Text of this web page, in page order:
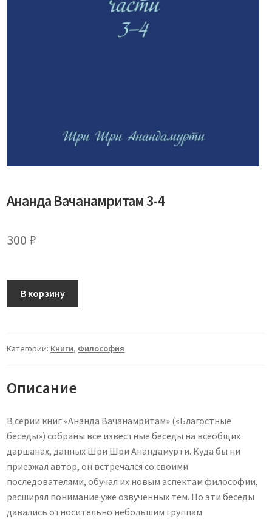
Ананда Вачанамритам 3-4
300₽
3-
В корзину
Категории: Книги, Философия
Описание
В серии книг «Ананда Вачанамритам» («Благостные
беседы») собраны все известные беседы на всеобщих
даршанах, данных Шри Шри Анандамурти. Куда бы ни
приезжал автор, он встречался со своими
последователями, обучал их новым аспектам философии,
расширял понимание уже озвученных тем. Но эти беседы
давались относительно небольшим группам